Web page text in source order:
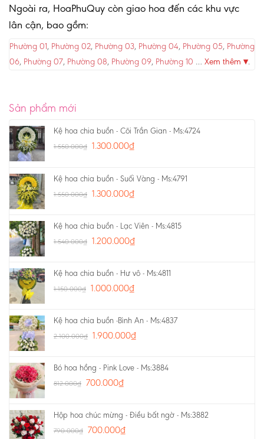
Ngoài ra, HoaPhuQuy còn giao hoa đến các khu vực
lân cận, bao gồm:
Phường 01, Phường 02, Phường 03, Phường 04, Phường 05, Phường
06, Phường 07, Phường 08, Phường 09, Phường 10 … Xem thêm ▾.
Sản phẩm mới
Kệ hoa chia buồn - Cõi Trần Gian - Ms:4724
1.550.000₫ 1.300.000₫
Kệ hoa chia buồn - Suối Vàng - Ms:4791
1.550.000₫ 1.300.000₫
Kệ hoa chia buồn - Lạc Viên - Ms:4815
1.540.000₫ 1.200.000₫
Kệ hoa chia buồn - Hư vô - Ms:4811
1.150.000₫ 1.000.000₫
Kệ hoa chia buồn -Bình An - Ms:4837
2.100.000₫ 1.900.000₫
Bó hoa hồng - Pink Love - Ms:3884
812.000₫ 700.000₫
Hộp hoa chúc mừng - Điều bất ngờ - Ms:3882
790.000₫ 700.000₫